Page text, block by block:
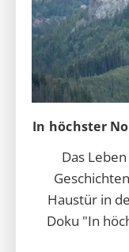
In höchster
Das
Haustür in
Doku "In